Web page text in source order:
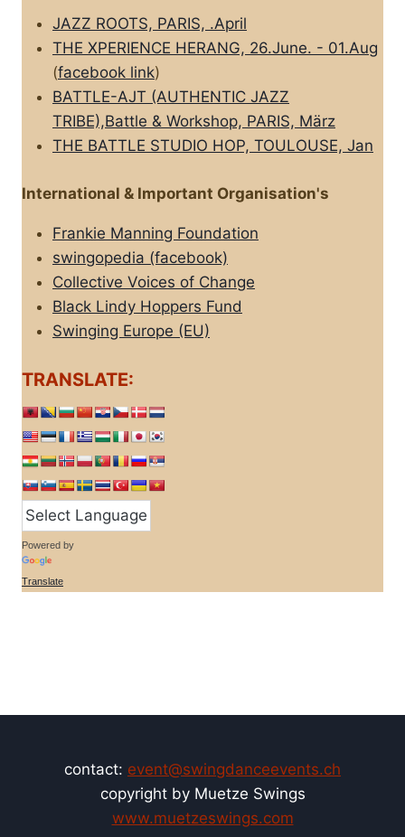
JAZZ ROOTS, PARIS, .April
THE XPERIENCE HERANG, 26.June. - 01.Aug
(facebook link)
BATTLE-AJT (AUTHENTIC JAZZ
TRIBE),Battle & Workshop, PARIS, März
THE BATTLE STUDIO HOP, TOULOUSE, Jan
International & Important Organisation's
Frankie Manning Foundation
swingopedia (facebook)
Collective Voices of Change
Black Lindy Hoppers Fund
Swinging Europe (EU)
TRANSLATE:
Powered by
Translate
contact: event@swingdanceevents.ch
copyright by Muetze Swings
www.muetzeswings.com